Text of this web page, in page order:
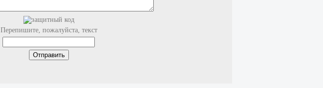
Перепишите, пожалуйста, текст